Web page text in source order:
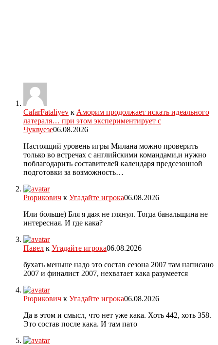
CafarFataliyev к Аморим продолжает искать идеального
латераля… при этом экспериментирует с
Чуквуезе06.08.2026
Настоящий уровень игры Милана можно проверить
только во встречах с английскими командами,и нужно
поблагодарить составителей календаря предсезонной
подготовки за возможность…
Рюрикович к Угадайте игрока06.08.2026
Или больше) Бля я даж не глянул. Тогда банальщина не
интересная. И где кака?
Павел к Угадайте игрока06.08.2026
бухать меньше надо это состав сезона 2007 там написано
2007 и финалист 2007, нехватает кака разумеется
Рюрикович к Угадайте игрока06.08.2026
Да в этом и смысл, что нет уже кака. Хоть 442, хоть 358.
Это состав после кака. И там пато